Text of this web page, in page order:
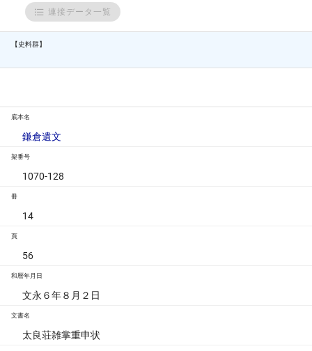
連接データ一覧
【史料群】
底本名
鎌倉遺文
架番号
1070-128
冊
14
頁
56
和暦年月日
文永６年８月２日
文書名
太良荘雑掌重申状